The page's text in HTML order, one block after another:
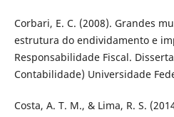
Corbari, E. C. (2008). Grandes
estrutura do endividamento e
Responsabilidade Fiscal.
Contabilidade) Universidade
Costa, A. T. M., & Lima, R. S.